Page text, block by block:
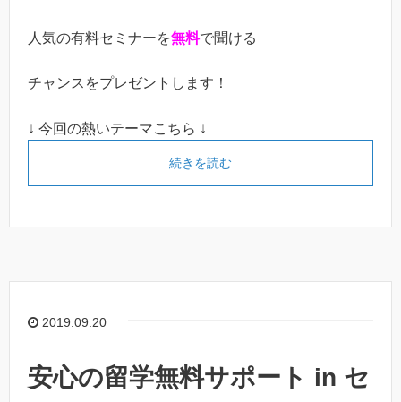
人気の有料セミナーを無料で聞ける
チャンスをプレゼントします！
↓ 今回の熱いテーマこちら ↓
続きを読む
2019.09.20
安心の留学無料サポート in セ